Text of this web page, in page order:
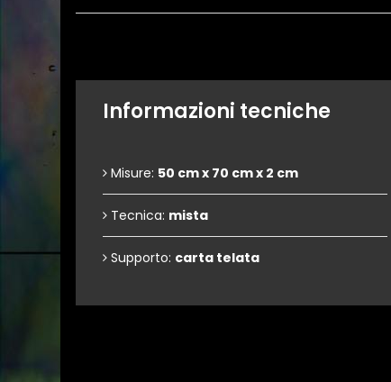
Informazioni tecniche
Misure: 50 cm x 70 cm x 2 cm
Tecnica: mista
Supporto: carta telata